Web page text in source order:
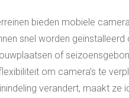
bieden mobiele
snel worden geïnstalleerd
of
om camera’s te
verandert, maakt ze